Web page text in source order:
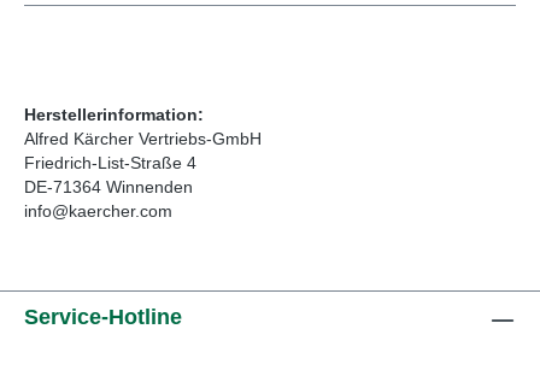
Herstellerinformation:
Alfred Kärcher Vertriebs-GmbH
Friedrich-List-Straße 4
DE-71364 Winnenden
info@kaercher.com
Service-Hotline